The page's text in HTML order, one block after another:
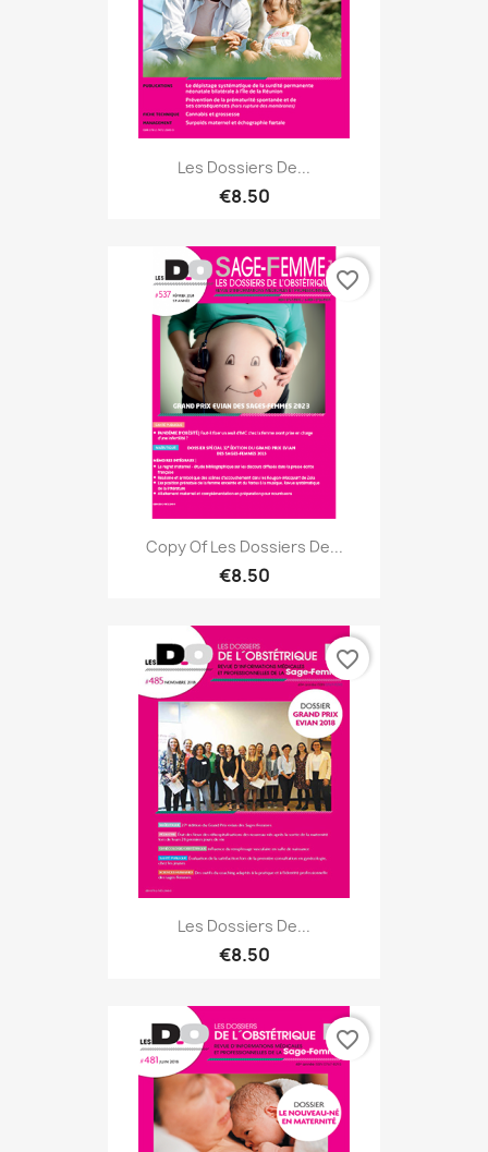
Les Dossiers De...
€8.50
Copy Of Les Dossiers De...
€8.50
favorite_border
Les Dossiers De...
€8.50
favorite_border
favorite_border